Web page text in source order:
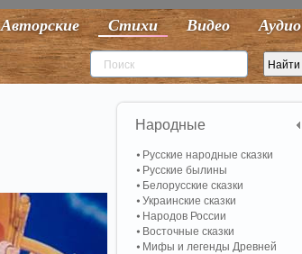
Авторские Стихи Видео Аудио
Народные
Русские народные сказки
Русские былины
Белорусские сказки
Украинские сказки
Народов России
Восточные сказки
Мифы и легенды Древней